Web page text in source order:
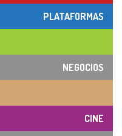
PLATAFORMAS
NEGOCIOS
CINE